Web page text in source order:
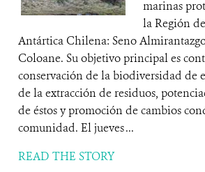
marinas
la Región
Antártica Chilena: Seno
Coloane. Su objetivo principal es
conservación de la biodiversidad de
de la extracción de residuos,
de éstos y promoción de cambios
comunidad. El jueves ...
READ THE STORY